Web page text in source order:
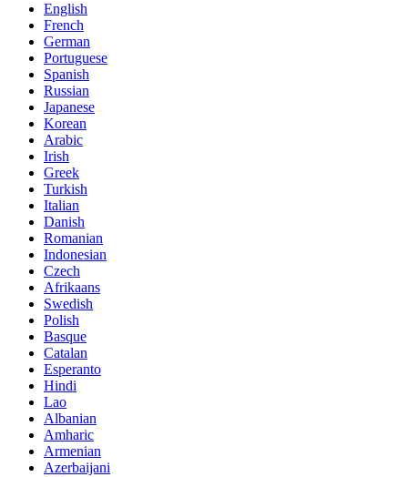
English
French
German
Portuguese
Spanish
Russian
Japanese
Korean
Arabic
Irish
Greek
Turkish
Italian
Danish
Romanian
Indonesian
Czech
Afrikaans
Swedish
Polish
Basque
Catalan
Esperanto
Hindi
Lao
Albanian
Amharic
Armenian
Azerbaijani